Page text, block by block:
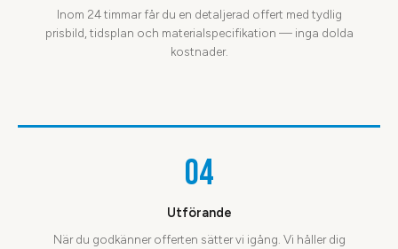
Inom 24 timmar får du en detaljerad offert med tydlig
prisbild, tidsplan och materialspecifikation — inga dolda
kostnader.
04
Utförande
När du godkänner offerten sätter vi igång. Vi håller dig